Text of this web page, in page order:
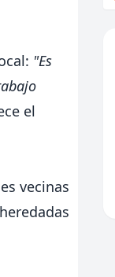
"Es
el
vecinas